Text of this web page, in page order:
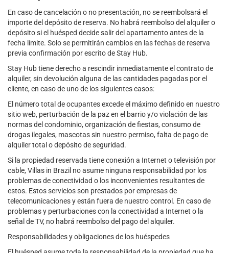
En caso de cancelación o no presentación, no se reembolsará el
importe del depósito de reserva. No habrá reembolso del alquiler o
depósito si el huésped decide salir del apartamento antes de la
fecha límite. Solo se permitirán cambios en las fechas de reserva
previa confirmación por escrito de Stay Hub.
Stay Hub tiene derecho a rescindir inmediatamente el contrato de
alquiler, sin devolución alguna de las cantidades pagadas por el
cliente, en caso de uno de los siguientes casos:
El número total de ocupantes excede el máximo definido en nuestro
sitio web, perturbación de la paz en el barrio y/o violación de las
normas del condominio, organización de fiestas, consumo de
drogas ilegales, mascotas sin nuestro permiso, falta de pago de
alquiler total o depósito de seguridad.
Si la propiedad reservada tiene conexión a Internet o televisión por
cable, Villas in Brazil no asume ninguna responsabilidad por los
problemas de conectividad o los inconvenientes resultantes de
estos. Estos servicios son prestados por empresas de
telecomunicaciones y están fuera de nuestro control. En caso de
problemas y perturbaciones con la conectividad a Internet o la
señal de TV, no habrá reembolso del pago del alquiler.
Responsabilidades y obligaciones de los huéspedes